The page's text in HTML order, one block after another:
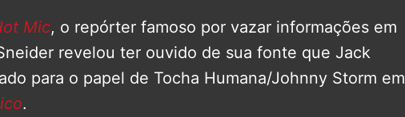
Mic, o repórter famoso por vazar informações em
revelou ter ouvido de sua fonte que Jack
para o papel de Tocha Humana/Johnny Storm em
.